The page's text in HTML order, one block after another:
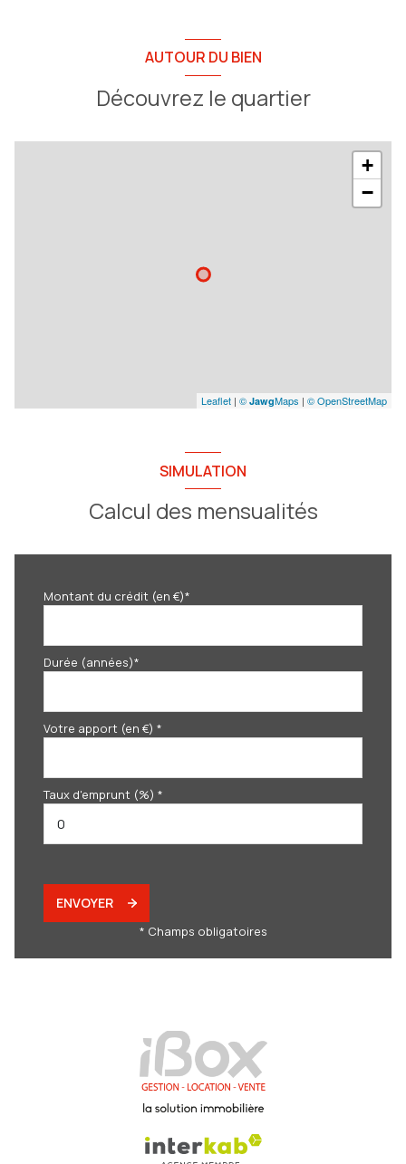
quartier toulon ouest
AUTOUR DU BIEN
Découvrez le quartier
+
−
Leaflet | © JawgMaps | © OpenStreetMap
SIMULATION
Calcul des mensualités
Montant du crédit (en €)*
Durée (années)*
Votre apport (en €) *
Taux d'emprunt (%) *
ENVOYER
* Champs obligatoires